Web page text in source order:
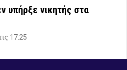
υπήρξε νικητής στα
17:25